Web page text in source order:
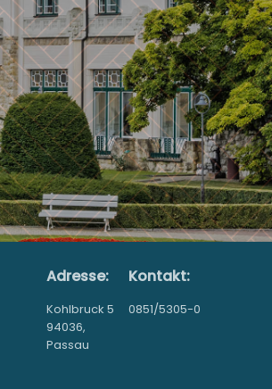
Adresse:
Kohlbruck 5
94036,
Passau
Kontakt:
0851/5305-0